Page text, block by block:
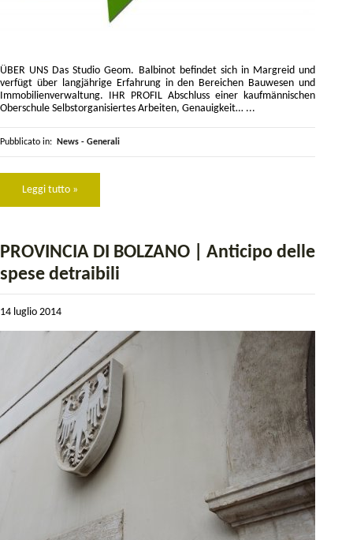
ÜBER UNS Das Studio Geom. Balbinot befindet sich in Margreid und
verfügt über langjährige Erfahrung in den Bereichen Bauwesen und
Immobilienverwaltung. IHR PROFIL Abschluss einer kaufmännischen
Oberschule Selbstorganisiertes Arbeiten, Genauigkeit… ...
Pubblicato in: News - Generali
Leggi tutto »
PROVINCIA DI BOLZANO | Anticipo delle
spese detraibili
14 luglio 2014